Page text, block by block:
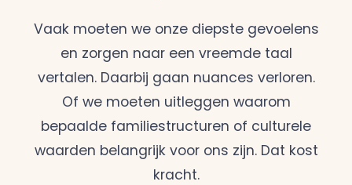
Vaak moeten we onze diepste gevoelens
en zorgen naar een vreemde taal
vertalen. Daarbij gaan nuances verloren.
Of we moeten uitleggen waarom
bepaalde familiestructuren of culturele
waarden belangrijk voor ons zijn. Dat kost
kracht.